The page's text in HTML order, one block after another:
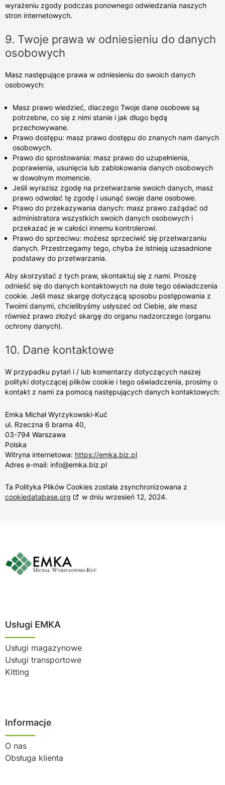
wyrażeniu zgody podczas ponownego odwiedzania naszych
stron internetowych.
9. Twoje prawa w odniesieniu do danych
osobowych
Masz następujące prawa w odniesieniu do swoich danych
osobowych:
Masz prawo wiedzieć, dlaczego Twoje dane osobowe są
potrzebne, co się z nimi stanie i jak długo będą
przechowywane.
Prawo dostępu: masz prawo dostępu do znanych nam danych
osobowych.
Prawo do sprostowania: masz prawo do uzupełnienia,
poprawienia, usunięcia lub zablokowania danych osobowych
w dowolnym momencie.
Jeśli wyrazisz zgodę na przetwarzanie swoich danych, masz
prawo odwołać tę zgodę i usunąć swoje dane osobowe.
Prawo do przekazywania danych: masz prawo zażądać od
administratora wszystkich swoich danych osobowych i
przekazać je w całości innemu kontrolerowi.
Prawo do sprzeciwu: możesz sprzeciwić się przetwarzaniu
danych. Przestrzegamy tego, chyba że istnieją uzasadnione
podstawy do przetwarzania.
Aby skorzystać z tych praw, skontaktuj się z nami. Proszę
odnieść się do danych kontaktowych na dole tego oświadczenia
cookie. Jeśli masz skargę dotyczącą sposobu postępowania z
Twoimi danymi, chcielibyśmy usłyszeć od Ciebie, ale masz
również prawo złożyć skargę do organu nadzorczego (organu
ochrony danych).
10. Dane kontaktowe
W przypadku pytań i / lub komentarzy dotyczących naszej
polityki dotyczącej plików cookie i tego oświadczenia, prosimy o
kontakt z nami za pomocą następujących danych kontaktowych:
Emka Michał Wyrzykowski-Kuć
ul. Rzeczna 6 brama 40,
03-794 Warszawa
Polska
Witryna internetowa: https://emka.biz.pl
Adres e-mail: info@emka.biz.pl
Ta Polityka Plików Cookies została zsynchronizowana z
cookiedatabase.org
w dniu wrzesień 12, 2024.
Usługi EMKA
Usługi magazynowe
Usługi transportowe
Kitting
Informacje
O nas
Obsługa klienta